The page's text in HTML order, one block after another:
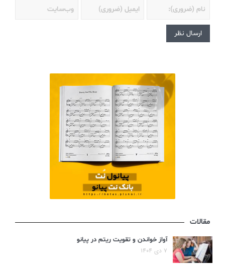
مقالات
آواز خواندن و تقویت ریتم در پیانو
۷ دی ۱۴۰۴